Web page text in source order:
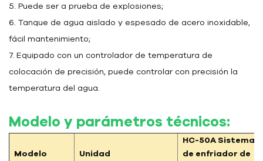
5. Puede ser a prueba de explosiones;
6. Tanque de agua aislado y espesado de acero inoxidable,
fácil mantenimiento;
7. Equipado con un controlador de temperatura de
colocación de precisión, puede controlar con precisión la
temperatura del agua.
Modelo y parámetros técnicos:
Modelo Unidad
HC-50A Sistema
de enfriador de